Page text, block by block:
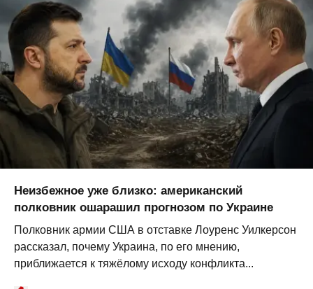
Неизбежное уже близко: американский
полковник ошарашил прогнозом по Украине
Полковник армии США в отставке Лоуренс Уилкерсон
рассказал, почему Украина, по его мнению,
приближается к тяжёлому исходу конфликта...